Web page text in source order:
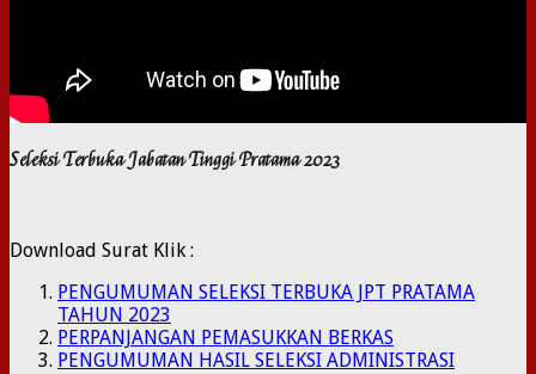
Seleksi Terbuka Jabatan Tinggi Pratama 2023
Download Surat Klik :
PENGUMUMAN SELEKSI TERBUKA JPT PRATAMA
TAHUN 2023
PERPANJANGAN PEMASUKKAN BERKAS
PENGUMUMAN HASIL SELEKSI ADMINISTRASI